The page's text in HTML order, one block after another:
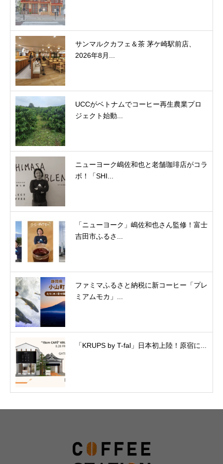
サンマルクカフェ＆茶 茅ケ崎駅前店、
2026年8月...
UCCがベトナムでコーヒー再生農業プロ
ジェクト始動...
ニューヨーク嶋佐和也と老舗珈琲店がコラ
ボ！「SHI...
「ニューヨーク」嶋佐和也さん監修！富士
吉田市ふるさ...
ファミマふるさと納税に新コーヒー「プレ
ミアムモカ」...
「KRUPS by T-fal」日本初上陸！原宿に...